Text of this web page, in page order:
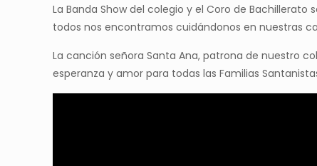
La Banda Show del colegio y el Coro de
todos nos encontramos cuidándonos en nuestras
La canción señora Santa Ana, patrona de nuestro
esperanza y amor para todas las Familias